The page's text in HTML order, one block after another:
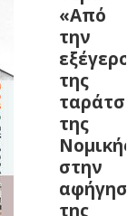
«Από
την
της
της
Νομικής
στην
της